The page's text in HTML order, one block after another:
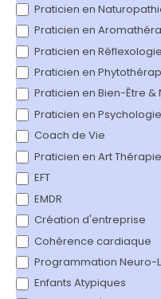
Praticien en
Praticien en
Praticien en Réflexologie
Praticien en
Praticien en Bien-Être &
Praticien en
Coach de Vie
Praticien en Art Thérapie
EFT
EMDR
Création d'entreprise
Cohérence cardiaque
Programmation Neuro-
Enfants Atypiques